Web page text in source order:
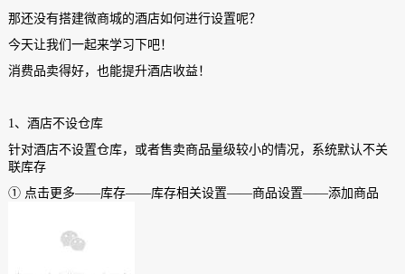
那还没有搭建微商城的酒店如何进行设置呢？
今天让我们一起来学习下吧！
消费品卖得好，也能提升酒店收益！
1、酒店不设仓库
针对酒店不设置仓库，或者售卖商品量级较小的情况，系统默认不关
联库存
① 点击更多——库存——库存相关设置——商品设置——添加商品